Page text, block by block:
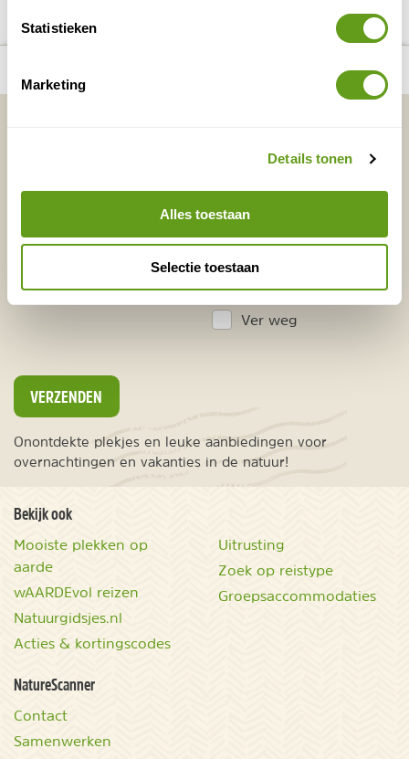
Statistieken
Marketing
Details tonen
Alles toestaan
Selectie toestaan
Mallorca
kaart
Achternaam
E-mailadres* Waar ligt je interesse?
Nederland
Europa
Ver weg
VERZENDEN
Onontdekte plekjes en leuke aanbiedingen voor
overnachtingen en vakanties in de natuur!
Bekijk ook
Mooiste plekken op
aarde
wAARDEvol reizen
Natuurgidsjes.nl
Acties & kortingscodes
Uitrusting
Zoek op reistype
Groepsaccommodaties
NatureScanner
Contact
Samenwerken